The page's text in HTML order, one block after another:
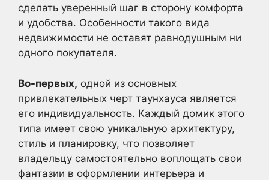
сделать уверенный шаг в сторону комфорта
и удобства. Особенности такого вида
недвижимости не оставят равнодушным ни
одного покупателя.
Во-первых, одной из основных
привлекательных черт таунхауса является
его индивидуальность. Каждый домик этого
типа имеет свою уникальную архитектуру,
стиль и планировку, что позволяет
владельцу самостоятельно воплощать свои
фантазии в оформлении интерьера и